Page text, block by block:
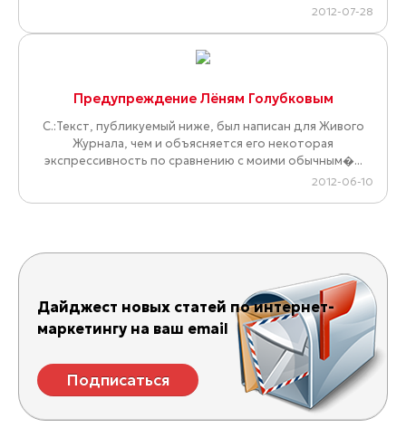
2012-07-28
Предупреждение Лёням Голубковым
С.:Текст, публикуемый ниже, был написан для Живого
Журнала, чем и объясняется его некоторая
экспрессивность по сравнению с моими обычным�...
2012-06-10
Дайджест новых статей по интернет-
маркетингу на ваш email
Подписаться